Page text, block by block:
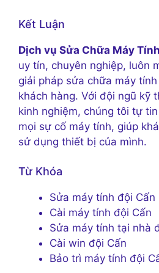
Kết Luận
Dịch vụ Sửa Chữa Máy
uy tín, chuyên nghiệp, luôn
giải pháp sửa chữa máy
khách hàng. Với đội ngũ kỹ
kinh nghiệm, chúng tôi tự
mọi sự cố máy tính, giúp
sử dụng thiết bị của mình.
Từ Khóa
Sửa máy tính đội Cấn
Cài máy tính đội Cấn
Sửa máy tính tại nhà
Cài win đội Cấn
Bảo trì máy tính đội